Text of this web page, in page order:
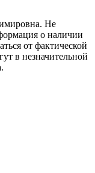
Не
о наличии
от фактической
в незначительной